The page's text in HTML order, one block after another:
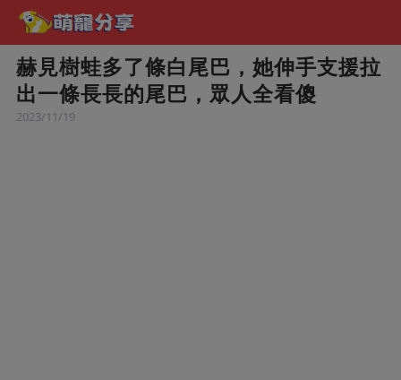
赫見樹蛙多了條白尾巴，她伸手支援拉
出一條長長的尾巴，眾人全看傻
2023/11/19